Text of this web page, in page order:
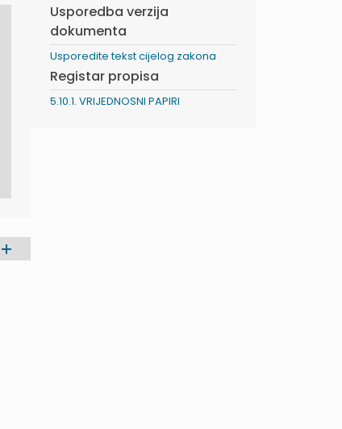
Usporedba verzija
dokumenta
Usporedite tekst cijelog zakona
Registar propisa
5.10.1. VRIJEDNOSNI PAPIRI